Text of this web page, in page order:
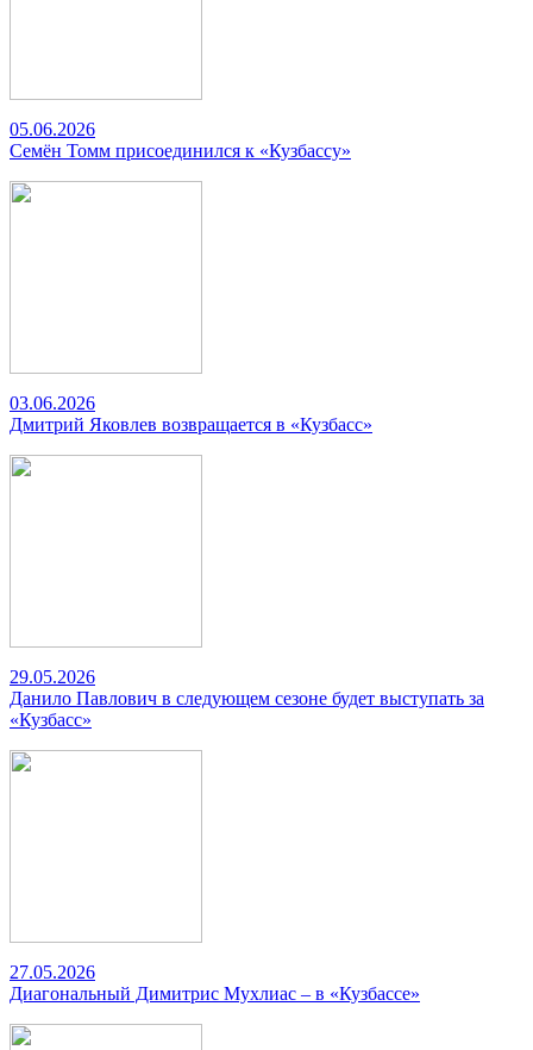
05.06.2026
Семён Томм присоединился к «Кузбассу»
03.06.2026
Дмитрий Яковлев возвращается в «Кузбасс»
29.05.2026
Данило Павлович в следующем сезоне будет выступать за
«Кузбасс»
27.05.2026
Диагональный Димитрис Мухлиас – в «Кузбассе»